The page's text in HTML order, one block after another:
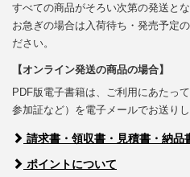
すべての商品がそろい次第の発送とな
お急ぎの場合は入荷待ち・発売予定
ださい。
【オンライン発送の商品の場合】
PDF版電子書籍は、ご利用にあたっ
参加証など）を電子メールでお送りし
請求書・領収書・見積書・納品
ポイントについて